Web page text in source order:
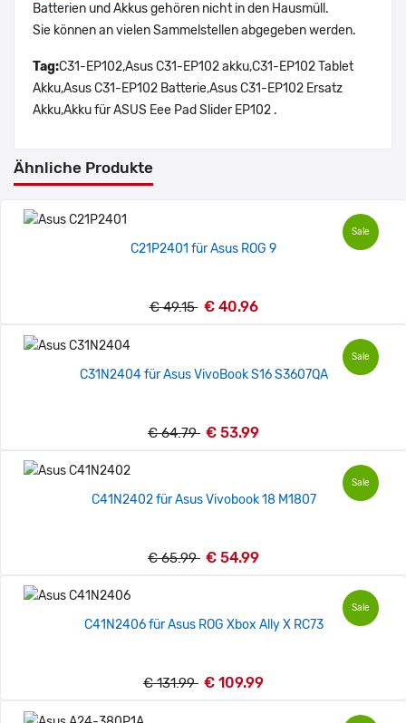
Batterien und Akkus gehören nicht in den Hausmüll.
Sie können an vielen Sammelstellen abgegeben werden.
Tag:C31-EP102,Asus C31-EP102 akku,C31-EP102 Tablet
Akku,Asus C31-EP102 Batterie,Asus C31-EP102 Ersatz
Akku,Akku für ASUS Eee Pad Slider EP102 .
Ähnliche Produkte
Sale
C21P2401 für Asus ROG 9
€ 49.15 € 40.96
Sale
C31N2404 für Asus VivoBook S16 S3607QA
€ 64.79 € 53.99
Sale
C41N2402 für Asus Vivobook 18 M1807
€ 65.99 € 54.99
Sale
C41N2406 für Asus ROG Xbox Ally X RC73
€ 131.99 € 109.99